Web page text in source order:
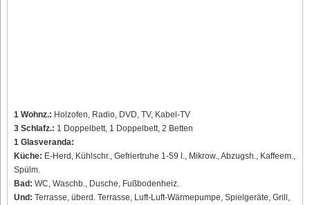
1 Wohnz.: Holzofen, Radio, DVD, TV, Kabel-TV
3 Schlafz.: 1 Doppelbett, 1 Doppelbett, 2 Betten
1 Glasveranda:
Küche: E-Herd, Kühlschr., Gefriertruhe 1-59 l., Mikrow., Abzugsh., Kaffeem.,
Spülm.
Bad: WC, Waschb., Dusche, Fußbodenheiz.
Und: Terrasse, überd. Terrasse, Luft-Luft-Wärmepumpe, Spielgeräte, Grill,